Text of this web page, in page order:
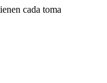
cada toma